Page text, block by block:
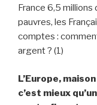
France 6,5
pauvres, les
comptes :
argent ? (1)
L’Europe,
c’est mieux